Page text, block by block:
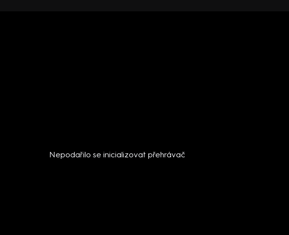
Nepodařilo se inicializovat přehrávač